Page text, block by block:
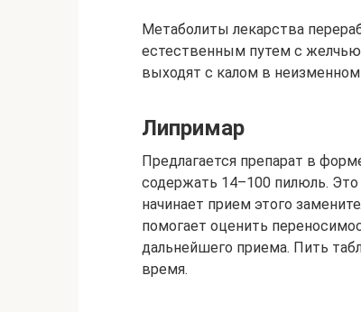
Метаболиты лекарства
естественным путем с
выходят с калом в
Липримар
Предлагается препарат в
содержать 14–100 пилюль. Это
начинает прием этого
помогает оценить
дальнейшего приема. Пить
время.